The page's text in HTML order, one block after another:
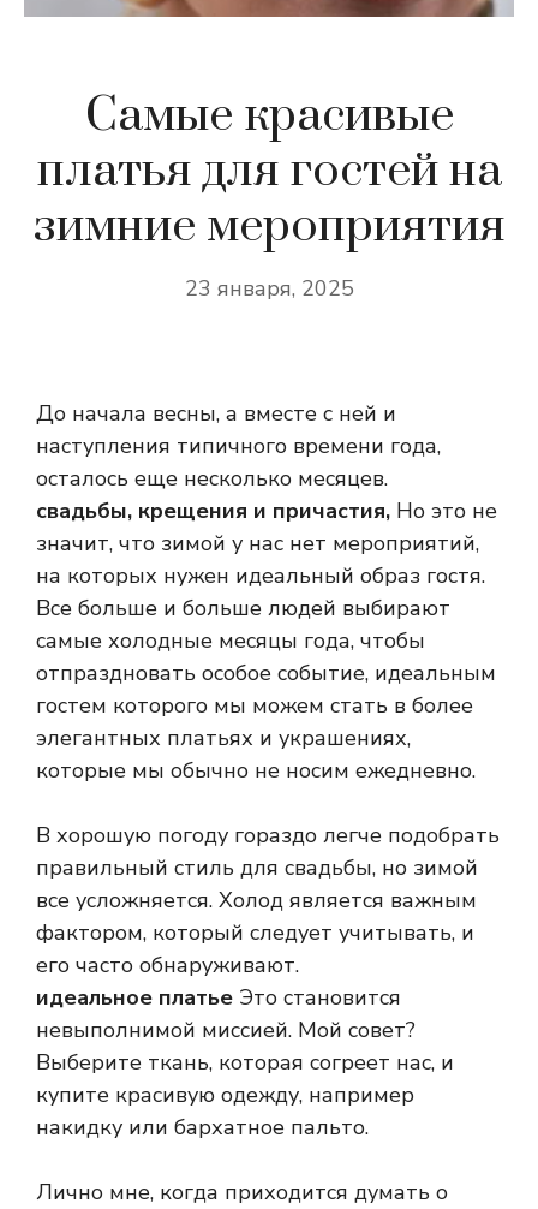
Самые красивые
платья для гостей на
зимние мероприятия
23 января, 2025
До начала весны, а вместе с ней и
наступления типичного времени года,
осталось еще несколько месяцев.
свадьбы, крещения и причастия, Но это не
значит, что зимой у нас нет мероприятий,
на которых нужен идеальный образ гостя.
Все больше и больше людей выбирают
самые холодные месяцы года, чтобы
отпраздновать особое событие, идеальным
гостем которого мы можем стать в более
элегантных платьях и украшениях,
которые мы обычно не носим ежедневно.
В хорошую погоду гораздо легче подобрать
правильный стиль для свадьбы, но зимой
все усложняется. Холод является важным
фактором, который следует учитывать, и
его часто обнаруживают.
идеальное платье Это становится
невыполнимой миссией. Мой совет?
Выберите ткань, которая согреет нас, и
купите красивую одежду, например
накидку или бархатное пальто.
Лично мне, когда приходится думать о